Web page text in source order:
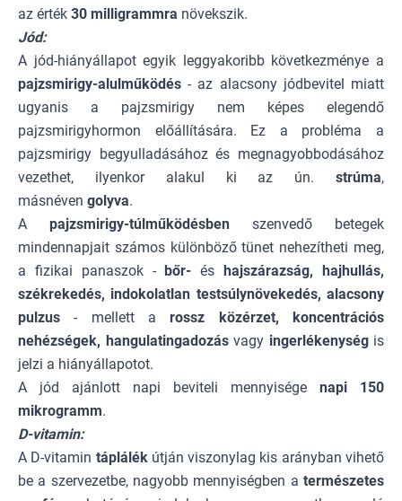
az érték 30 milligrammra növekszik.
Jód:
A jód-hiányállapot egyik leggyakoribb következménye a
pajzsmirigy-alulműködés - az alacsony jódbevitel miatt
ugyanis a pajzsmirigy nem képes elegendő
pajzsmirigyhormon előállítására. Ez a probléma a
pajzsmirigy begyulladásához és megnagyobbodásához
vezethet, ilyenkor alakul ki az ún. strúma,
másnéven golyva.
A pajzsmirigy-túlműködésben szenvedő betegek
mindennapjait számos különböző tünet nehezítheti meg,
a fizikai panaszok -bőr- éshajszárazság, hajhullás,
székrekedés, indokolatlan testsúlynövekedés, alacsony
pulzus - mellett arossz közérzet, koncentrációs
nehézségek, hangulatingadozásvagy ingerlékenységis
jelzi a hiányállapotot.
A jód ajánlott napi beviteli mennyisége napi 150
mikrogramm.
D-vitamin:
A D-vitamin táplálék útján viszonylag kis arányban vihető
be a szervezetbe, nagyobb mennyiségben a természetes